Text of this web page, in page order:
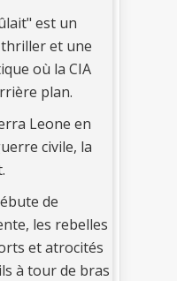
est un
et une
où la CIA
plan.
Leone en
civile, la
de
les rebelles
et atrocités
à tour de bras